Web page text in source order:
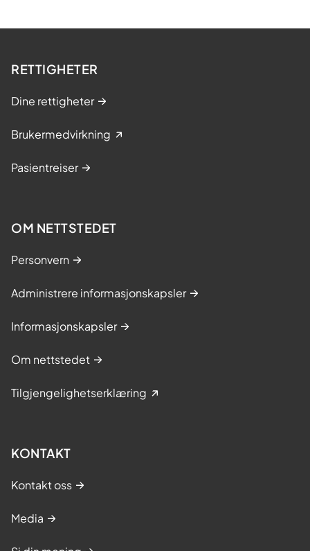
RETTIGHETER
Dine rettigheter
Brukermedvirkning
Pasientreiser
OM NETTSTEDET
Personvern
Administrere informasjonskapsler
Informasjonskapsler
Om nettstedet
Tilgjengelighetserklæring
KONTAKT
Kontakt oss
Media